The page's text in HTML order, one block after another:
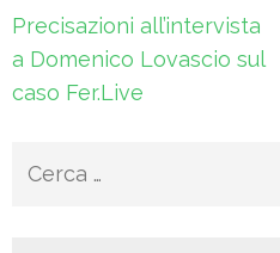
Navigazione
articoli
Precisazioni all’intervista
a Domenico Lovascio sul
caso Fer.Live
Ricerca